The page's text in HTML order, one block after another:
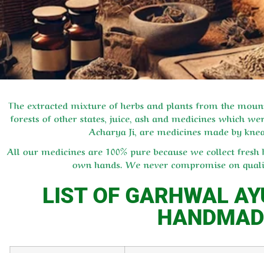
The extracted mixture of herbs and plants from the
forests of other states, juice, ash and medicines which
Acharya Ji, are medicines made by
All our medicines are 100% pure because we collect
own hands. We never compromise on
LIST OF GARHWAL